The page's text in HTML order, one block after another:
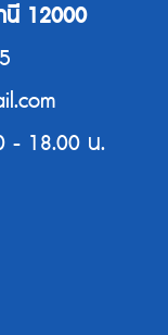
นี 12000
- 18.00 น.